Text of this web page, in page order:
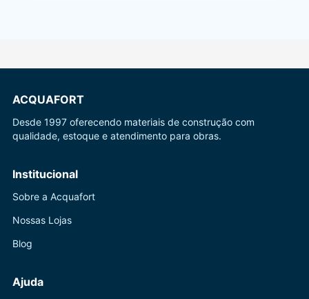
ACQUAFORT
Desde 1997 oferecendo materiais de construção com
qualidade, estoque e atendimento para obras.
Institucional
Sobre a Acquafort
Nossas Lojas
Blog
Ajuda